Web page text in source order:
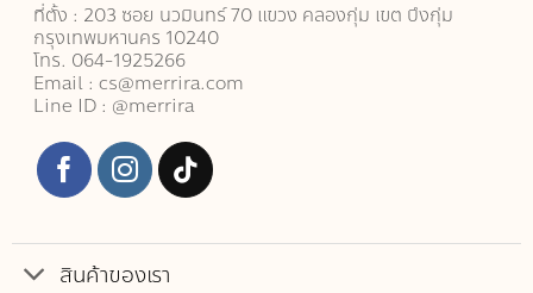
ที่ตั้ง : 203 ซอย นวมินทร์ 70 แขวง คลองกุ่ม เขต บึงกุ่ม
กรุงเทพมหานคร 10240
โทร. 064-1925266
Email : cs@merrira.com
Line ID : @merrira
สินค้าของเรา